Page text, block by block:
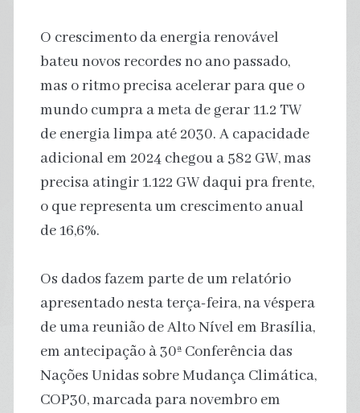
O crescimento da energia renovável
bateu novos recordes no ano passado,
mas o ritmo precisa acelerar para que o
mundo cumpra a meta de gerar 11.2 TW
de energia limpa até 2030. A capacidade
adicional em 2024 chegou a 582 GW, mas
precisa atingir 1.122 GW daqui pra frente,
o que representa um crescimento anual
de 16,6%.
Os dados fazem parte de um relatório
apresentado nesta terça-feira, na véspera
de uma reunião de Alto Nível em Brasília,
em antecipação à 30ª Conferência das
Nações Unidas sobre Mudança Climática,
COP30, marcada para novembro em